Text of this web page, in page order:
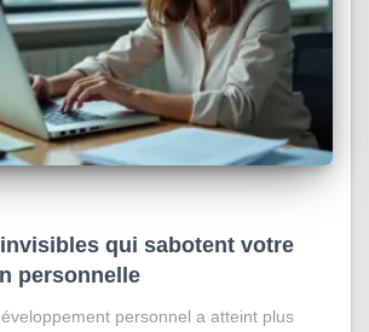
qui sabotent votre
personnelle
personnel a atteint plus